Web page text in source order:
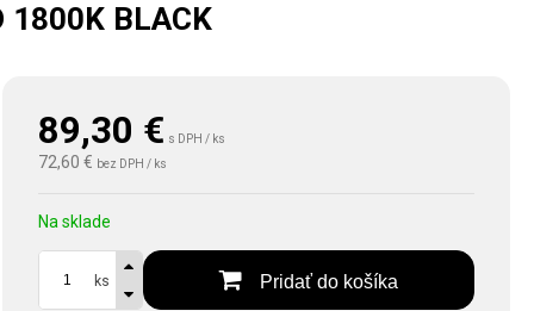
1800K BLACK
89,30 € s DPH / ks
72,60 € bez DPH / ks
Na sklade
ks Pridať do košíka